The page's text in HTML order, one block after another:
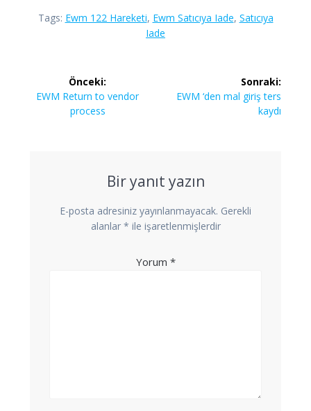
Tags: Ewm 122 Hareketi, Ewm Satıcıya Iade, Satıcıya
Iade
gezinmesi
Önceki:
Önceki
EWM Return to vendor
process
Sonraki:
Sonraki
EWM ‘den mal giriş ters
kaydı
Bir yanıt yazın
E-posta adresiniz yayınlanmayacak. Gerekli
alanlar * ile işaretlenmişlerdir
Yorum *